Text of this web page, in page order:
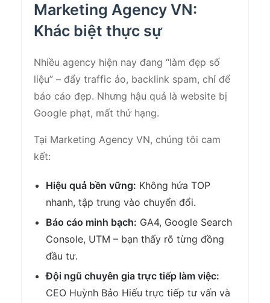
Marketing Agency VN:
Khác biệt thực sự
Nhiều agency hiện nay đang “làm đẹp số
liệu” – đẩy traffic ảo, backlink spam, chỉ để
báo cáo đẹp. Nhưng hậu quả là website bị
Google phạt, mất thứ hạng.
Tại Marketing Agency VN, chúng tôi cam
kết:
Hiệu quả bền vững: Không hứa TOP
nhanh, tập trung vào chuyển đổi.
Báo cáo minh bạch: GA4, Google Search
Console, UTM – bạn thấy rõ từng đồng
đầu tư.
Đội ngũ chuyên gia trực tiếp làm việc:
CEO Huỳnh Bảo Hiếu trực tiếp tư vấn và